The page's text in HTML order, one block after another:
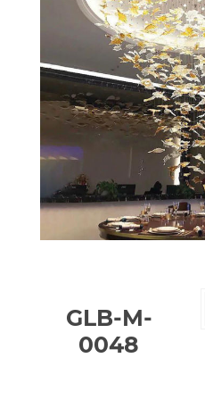
GLB-M-
0048